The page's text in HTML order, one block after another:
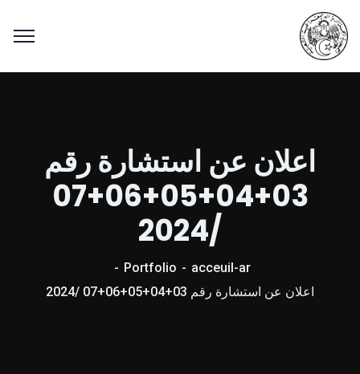
اعلان عن استشارة رقم
03+04+05+06+07
/2024
acceuil-ar
Portfolio
اعلان عن استشارة رقم 03+04+05+06+07 /2024